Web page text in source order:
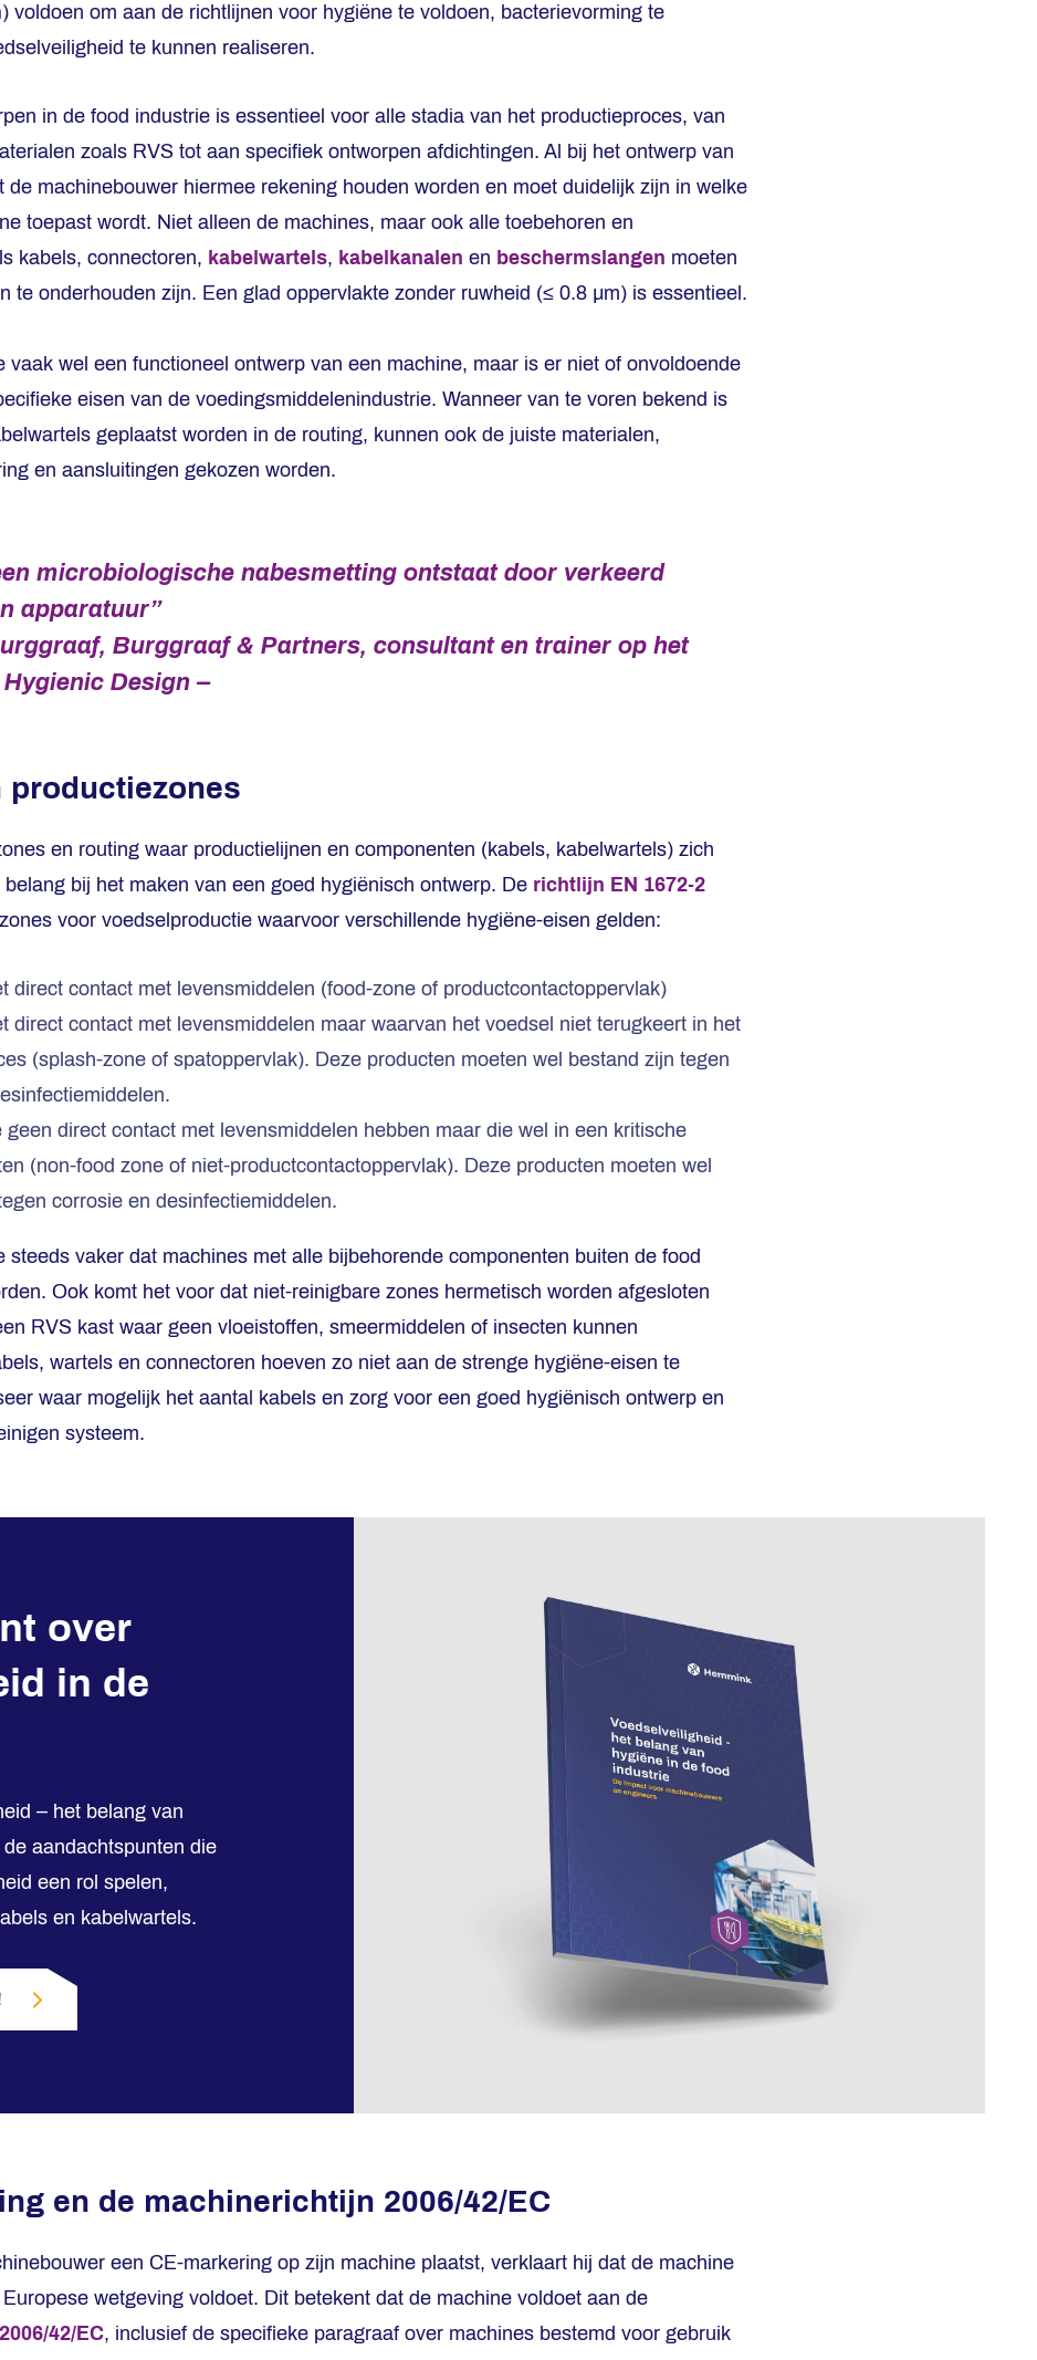
) voldoen om aan de richtlijnen voor hygiëne te voldoen, bacterievorming te
te kunnen realiseren.
in de food industrie is essentieel voor alle stadia van het productieproces, van
zoals RVS tot aan specifiek ontworpen afdichtingen. Al bij het ontwerp van
de machinebouwer hiermee rekening houden worden en moet duidelijk zijn in welke
toepast wordt. Niet alleen de machines, maar ook alle toebehoren en
kabels, connectoren, kabelwartels, kabelkanalen en beschermslangen moeten
te onderhouden zijn. Een glad oppervlakte zonder ruwheid (≤ 0.8 µm) is essentieel.
vaak wel een functioneel ontwerp van een machine, maar is er niet of onvoldoende
eisen van de voedingsmiddelenindustrie. Wanneer van te voren bekend is
geplaatst worden in de routing, kunnen ook de juiste materialen,
en aansluitingen gekozen worden.
microbiologische nabesmetting ontstaat door verkeerd
apparatuur”
Burggraaf & Partners, consultant en trainer op het
Design –
productiezones
en routing waar productielijnen en componenten (kabels, kabelwartels) zich
bij het maken van een goed hygiënisch ontwerp. De richtlijn EN 1672-2
voor voedselproductie waarvoor verschillende hygiëne-eisen gelden:
direct contact met levensmiddelen (food-zone of productcontactoppervlak)
direct contact met levensmiddelen maar waarvan het voedsel niet terugkeert in het
(splash-zone of spatoppervlak). Deze producten moeten wel bestand zijn tegen
geen direct contact met levensmiddelen hebben maar die wel in een kritische
(non-food zone of niet-productcontactoppervlak). Deze producten moeten wel
corrosie en desinfectiemiddelen.
steeds vaker dat machines met alle bijbehorende componenten buiten de food
Ook komt het voor dat niet-reinigbare zones hermetisch worden afgesloten
RVS kast waar geen vloeistoffen, smeermiddelen of insecten kunnen
wartels en connectoren hoeven zo niet aan de strenge hygiëne-eisen te
waar mogelijk het aantal kabels en zorg voor een goed hygiënisch ontwerp en
systeem.
over
in de
– het belang van
de aandachtspunten die
een rol spelen,
en kabelwartels.
en de machinerichtijn 2006/42/EC
een CE-markering op zijn machine plaatst, verklaart hij dat de machine
wetgeving voldoet. Dit betekent dat de machine voldoet aan de
42/EC, inclusief de specifieke paragraaf over machines bestemd voor gebruik